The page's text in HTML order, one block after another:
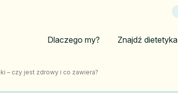
Dlaczego my? Znajdź dietetyka
– czy jest zdrowy i co zawiera?